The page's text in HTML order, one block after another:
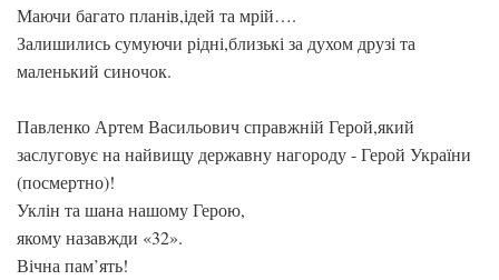
Маючи багато планів,ідей та мрій….
Залишились сумуючи рідні,близькі за духом друзі та
маленький синочок.
Павленко Артем Васильович справжній Герой,який
заслуговує на найвищу державну нагороду - Герой України
(посмертно)!
Уклін та шана нашому Герою,
якому назавжди «32».
Вічна пам’ять!